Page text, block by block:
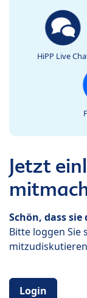
HiPP Live
Jetzt
Schön, dass
Bitte loggen Sie
Login